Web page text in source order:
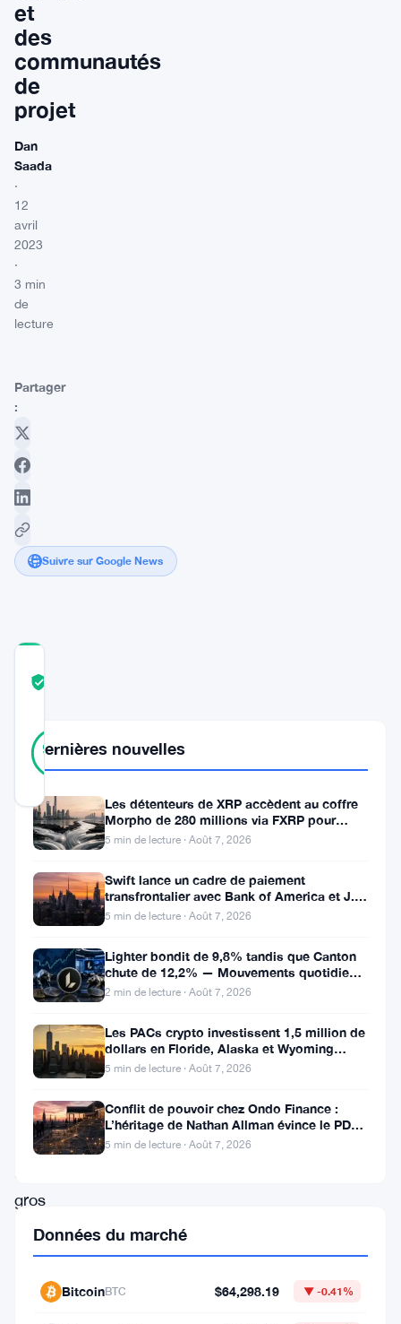
et
des
communautés
de
projet
Dan
Saada
·
12
avril
2023
·
3 min
de
lecture
Partager
:
Suivre sur Google News
94%
votes
Alors
paysage
des
crypto-
monnaies
évolue,
deux
font
régulièrement
gros
titres
Matic
Dernières nouvelles
Les détenteurs de XRP accèdent au coffre
Morpho de 280 millions via FXRP pour
emprunter des RLUSD
5 min de lecture · Août 7, 2026
Swift lance un cadre de paiement
transfrontalier avec Bank of America et J.P.
Morgan dans 25 pays
5 min de lecture · Août 7, 2026
Lighter bondit de 9,8% tandis que Canton
chute de 12,2% — Mouvements quotidiens
du 7 août
2 min de lecture · Août 7, 2026
Les PACs crypto investissent 1,5 million de
dollars en Floride, Alaska et Wyoming
après un revers au Michigan
5 min de lecture · Août 7, 2026
Conflit de pouvoir chez Ondo Finance :
L’héritage de Nathan Allman évince le PDG
Ian De Bode le 24 juillet
5 min de lecture · Août 7, 2026
Données du marché
BitcoinBTC $64,298.19 ▼ -0.41%